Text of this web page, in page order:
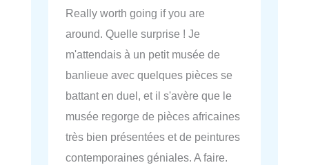
Really worth going if you are
around. Quelle surprise ! Je
m'attendais à un petit musée de
banlieue avec quelques pièces se
battant en duel, et il s'avère que le
musée regorge de pièces africaines
très bien présentées et de peintures
contemporaines géniales. A faire.